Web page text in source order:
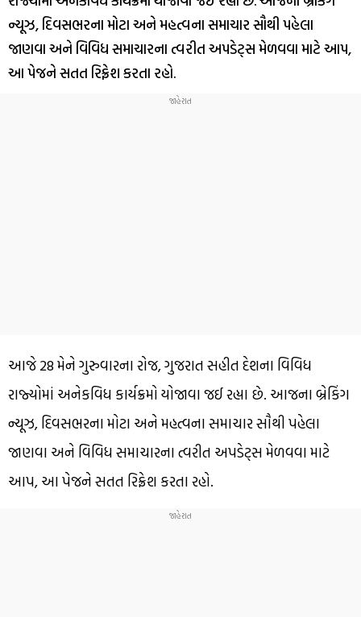
ન્યૂઝ, દિવસભરના મોટા અને મહત્વના સમાચાર સૌથી પહેલા
જાણવા અને વિવિધ સમાચારના ત્વરીત અપડેટ્સ મેળવવા માટે આપ,
આ પેજને સતત રિફ્રેશ કરતા રહો.
આજે 28 મેને ગુરુવારના રોજ, ગુજરાત સહીત દેશના વિવિધ
રાજ્યોમાં અનેકવિધ કાર્યક્રમો યોજાવા જઈ રહ્યા છે. આજના બ્રેકિંગ
ન્યૂઝ, દિવસભરના મોટા અને મહત્વના સમાચાર સૌથી પહેલા
જાણવા અને વિવિધ સમાચારના ત્વરીત અપડેટ્સ મેળવવા માટે
આપ, આ પેજને સતત રિફ્રેશ કરતા રહો.